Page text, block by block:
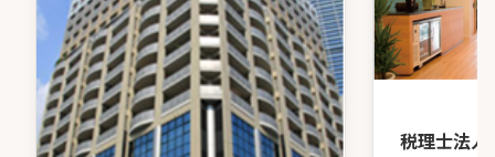
税理士法